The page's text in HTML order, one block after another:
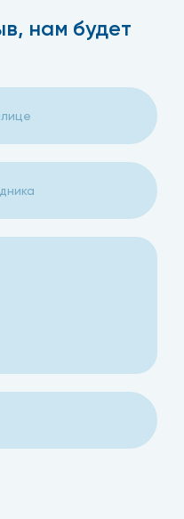
которая в прямом
госпитализации и
и очень
нам будет